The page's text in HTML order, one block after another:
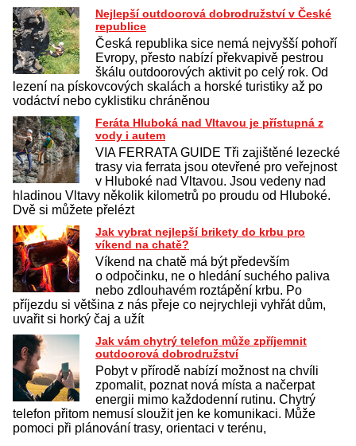
Nejlepší outdoorová dobrodružství v České
republice
Česká republika sice nemá nejvyšší pohoří
Evropy, přesto nabízí překvapivě pestrou
škálu outdoorových aktivit po celý rok. Od
lezení na pískovcových skalách a horské turistiky až po
vodáctví nebo cyklistiku chráněnou
Feráta Hluboká nad Vltavou je přístupná z
vody i autem
VIA FERRATA GUIDE Tři zajištěné lezecké
trasy via ferrata jsou otevřené pro veřejnost
v Hluboké nad Vltavou. Jsou vedeny nad
hladinou Vltavy několik kilometrů po proudu od Hluboké.
Dvě si můžete přelézt
Jak vybrat nejlepší brikety do krbu pro
víkend na chatě?
Víkend na chatě má být především
o odpočinku, ne o hledání suchého paliva
nebo zdlouhavém roztápění krbu. Po
příjezdu si většina z nás přeje co nejrychleji vyhřát dům,
uvařit si horký čaj a užít
Jak vám chytrý telefon může zpříjemnit
outdoorová dobrodružství
Pobyt v přírodě nabízí možnost na chvíli
zpomalit, poznat nová místa a načerpat
energii mimo každodenní rutinu. Chytrý
telefon přitom nemusí sloužit jen ke komunikaci. Může
pomoci při plánování trasy, orientaci v terénu,